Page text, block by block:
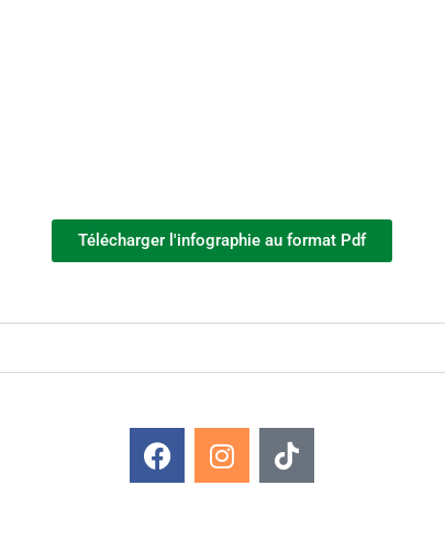
Télécharger l'infographie au format Pdf